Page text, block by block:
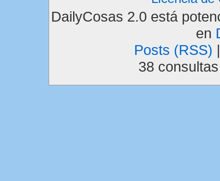
DailyCosas 2.0 está
en
Posts (RSS)
38